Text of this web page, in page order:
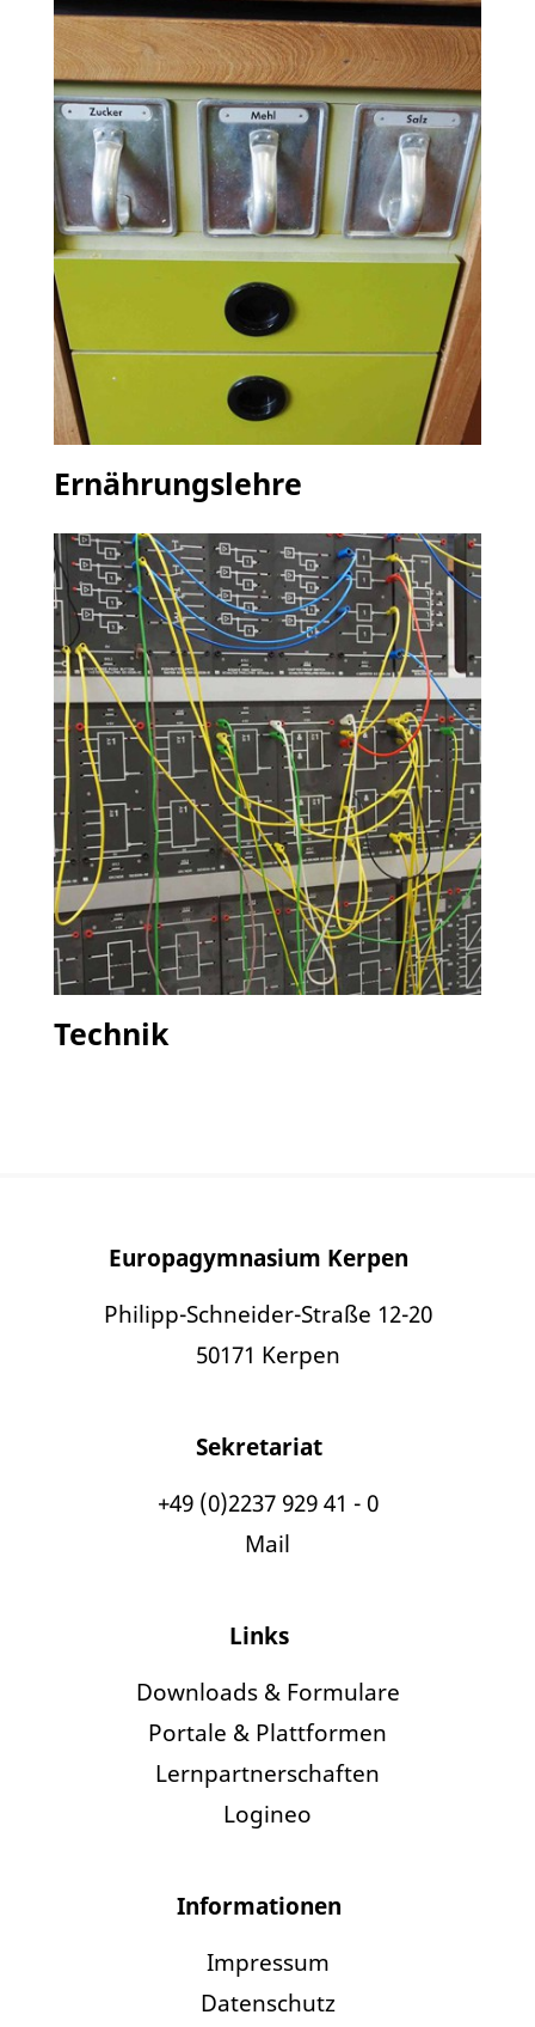
Ernährungslehre
Technik
Europagymnasium Kerpen
Philipp-Schneider-Straße 12-20
50171 Kerpen
Sekretariat
+49 (0)2237 929 41 - 0
Mail
Links
Downloads & Formulare
Portale & Plattformen
Lernpartnerschaften
Logineo
Informationen
Impressum
Datenschutz